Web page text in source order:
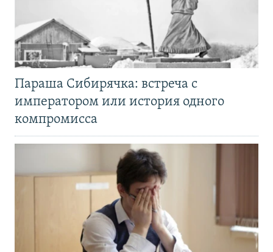
Параша Сибирячка: встреча с
императором или история одного
компромисса